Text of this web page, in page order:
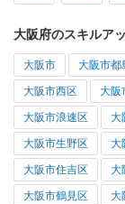
大阪府のスキルア
大阪市 大阪市都
大阪市西区 大阪
大阪市浪速区 大
大阪市生野区 大
大阪市住吉区 大
大阪市鶴見区 大